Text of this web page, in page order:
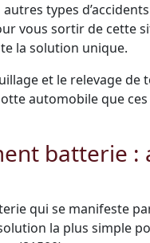
types
vous sortir de cette
la solution unique.
et le relevage de
automobile que
batterie :
qui se manifeste
la plus simple